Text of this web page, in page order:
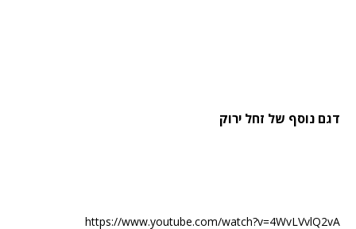
דגם נוסף של זחל ירוק
https://www.youtube.com/watch?v=4WvLVvlQ2vA